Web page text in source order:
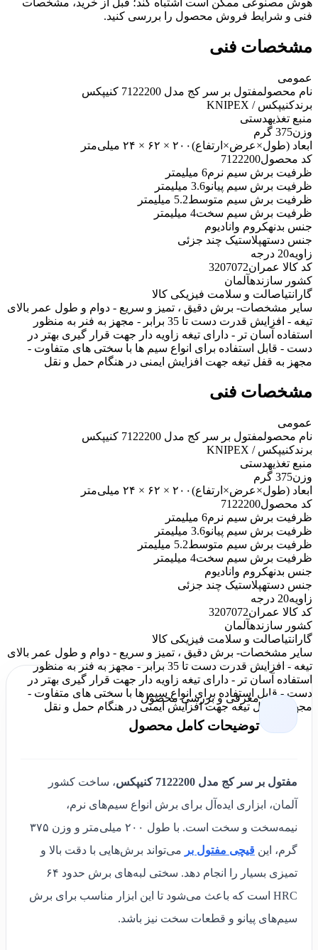
فنی و شرایط فروش محصول را بررسی کنید.
مشخصات فنی
عمومی
نام محصولمفتول بر سر کج مدل 7122200 کنیپکس
برندکنیپکس / KNIPEX
منبع تغذیهدستی
وزن375 گرم
ابعاد (طول×عرض×ارتفاع)۲۰۰ × ۶۲ × ۲۴ میلی‌متر
کد محصول7122200
ظرفیت برش سیم نرم6 میلیمتر
ظرفیت برش سیم پیانو3.6 میلیمتر
ظرفیت برش سیم متوسط5.2 میلیمتر
ظرفیت برش سیم سخت4 میلیمتر
جنس بدنهکروم وانادیوم
جنس دستهپلاستیک چند جزئی
زاویه20 درجه
کد کالا عمران3207072
کشور سازندهآلمان
گارانتیاصالت و سلامت فیزیکی کالا
سایر مشخصات- برش دقیق ، تمیز و سریع - دوام و طول عمر بالای
تیغه - افزایش قدرت دست تا 35 برابر - مجهز به فنر به منظور
استفاده آسان تر - دارای تیغه زاویه دار جهت قرار گیری بهتر در
دست - قابل استفاده برای انواع سیم ها با سختی های متفاوت -
مجهز به قفل تیغه جهت افزایش ایمنی در هنگام حمل و نقل
مشخصات فنی
عمومی
نام محصولمفتول بر سر کج مدل 7122200 کنیپکس
برندکنیپکس / KNIPEX
منبع تغذیهدستی
وزن375 گرم
ابعاد (طول×عرض×ارتفاع)۲۰۰ × ۶۲ × ۲۴ میلی‌متر
کد محصول7122200
ظرفیت برش سیم نرم6 میلیمتر
ظرفیت برش سیم پیانو3.6 میلیمتر
ظرفیت برش سیم متوسط5.2 میلیمتر
ظرفیت برش سیم سخت4 میلیمتر
جنس بدنهکروم وانادیوم
جنس دستهپلاستیک چند جزئی
زاویه20 درجه
کد کالا عمران3207072
کشور سازندهآلمان
گارانتیاصالت و سلامت فیزیکی کالا
سایر مشخصات- برش دقیق ، تمیز و سریع - دوام و طول عمر بالای
تیغه - افزایش قدرت دست تا 35 برابر - مجهز به فنر به منظور
استفاده آسان تر - دارای تیغه زاویه دار جهت قرار گیری بهتر در
دست - قابل استفاده برای انواع سیم ها با سختی های متفاوت -
مجهز به قفل تیغه جهت افزایش ایمنی در هنگام حمل و نقل
معرفی و بررسی محصول
توضیحات کامل محصول
مفتول بر سر کج مدل 7122200 کنیپکس
، ساخت کشور
آلمان، ابزاری ایده‌آل برای برش انواع سیم‌های نرم،
نیمه‌سخت و سخت است. با طول ۲۰۰ میلی‌متر و وزن ۳۷۵
گرم، این قیچی مفتول بر می‌تواند برش‌هایی با دقت بالا و
تمیزی بسیار را انجام دهد. سختی لبه‌های برش حدود ۶۴
HRC است که باعث می‌شود تا این ابزار مناسب برای برش
سیم‌های پیانو و قطعات سخت نیز باشد.